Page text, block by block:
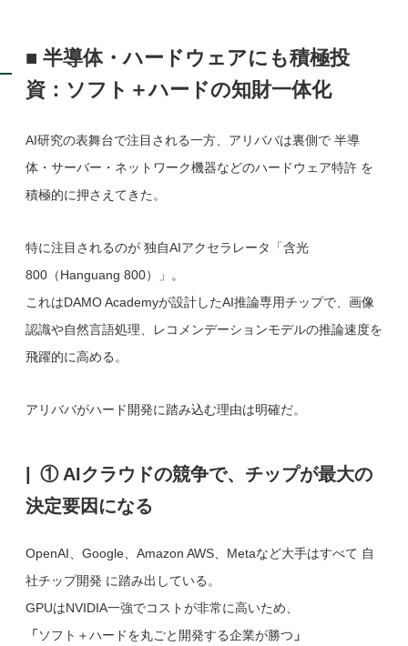
■ 半導体・ハードウェアにも積極投
資：ソフト＋ハードの知財一体化
AI研究の表舞台で注目される一方、アリババは裏側で 半導
体・サーバー・ネットワーク機器などのハードウェア特許 を
積極的に押さえてきた。
特に注目されるのが 独自AIアクセラレータ「含光
800（Hanguang 800）」。
これはDAMO Academyが設計したAI推論専用チップで、画像
認識や自然言語処理、レコメンデーションモデルの推論速度を
飛躍的に高める。
アリババがハード開発に踏み込む理由は明確だ。
① AIクラウドの競争で、チップが最大の
決定要因になる
OpenAI、Google、Amazon AWS、Metaなど大手はすべて 自
社チップ開発 に踏み出している。
GPUはNVIDIA一強でコストが非常に高いため、
「ソフト＋ハードを丸ごと開発する企業が勝つ 」